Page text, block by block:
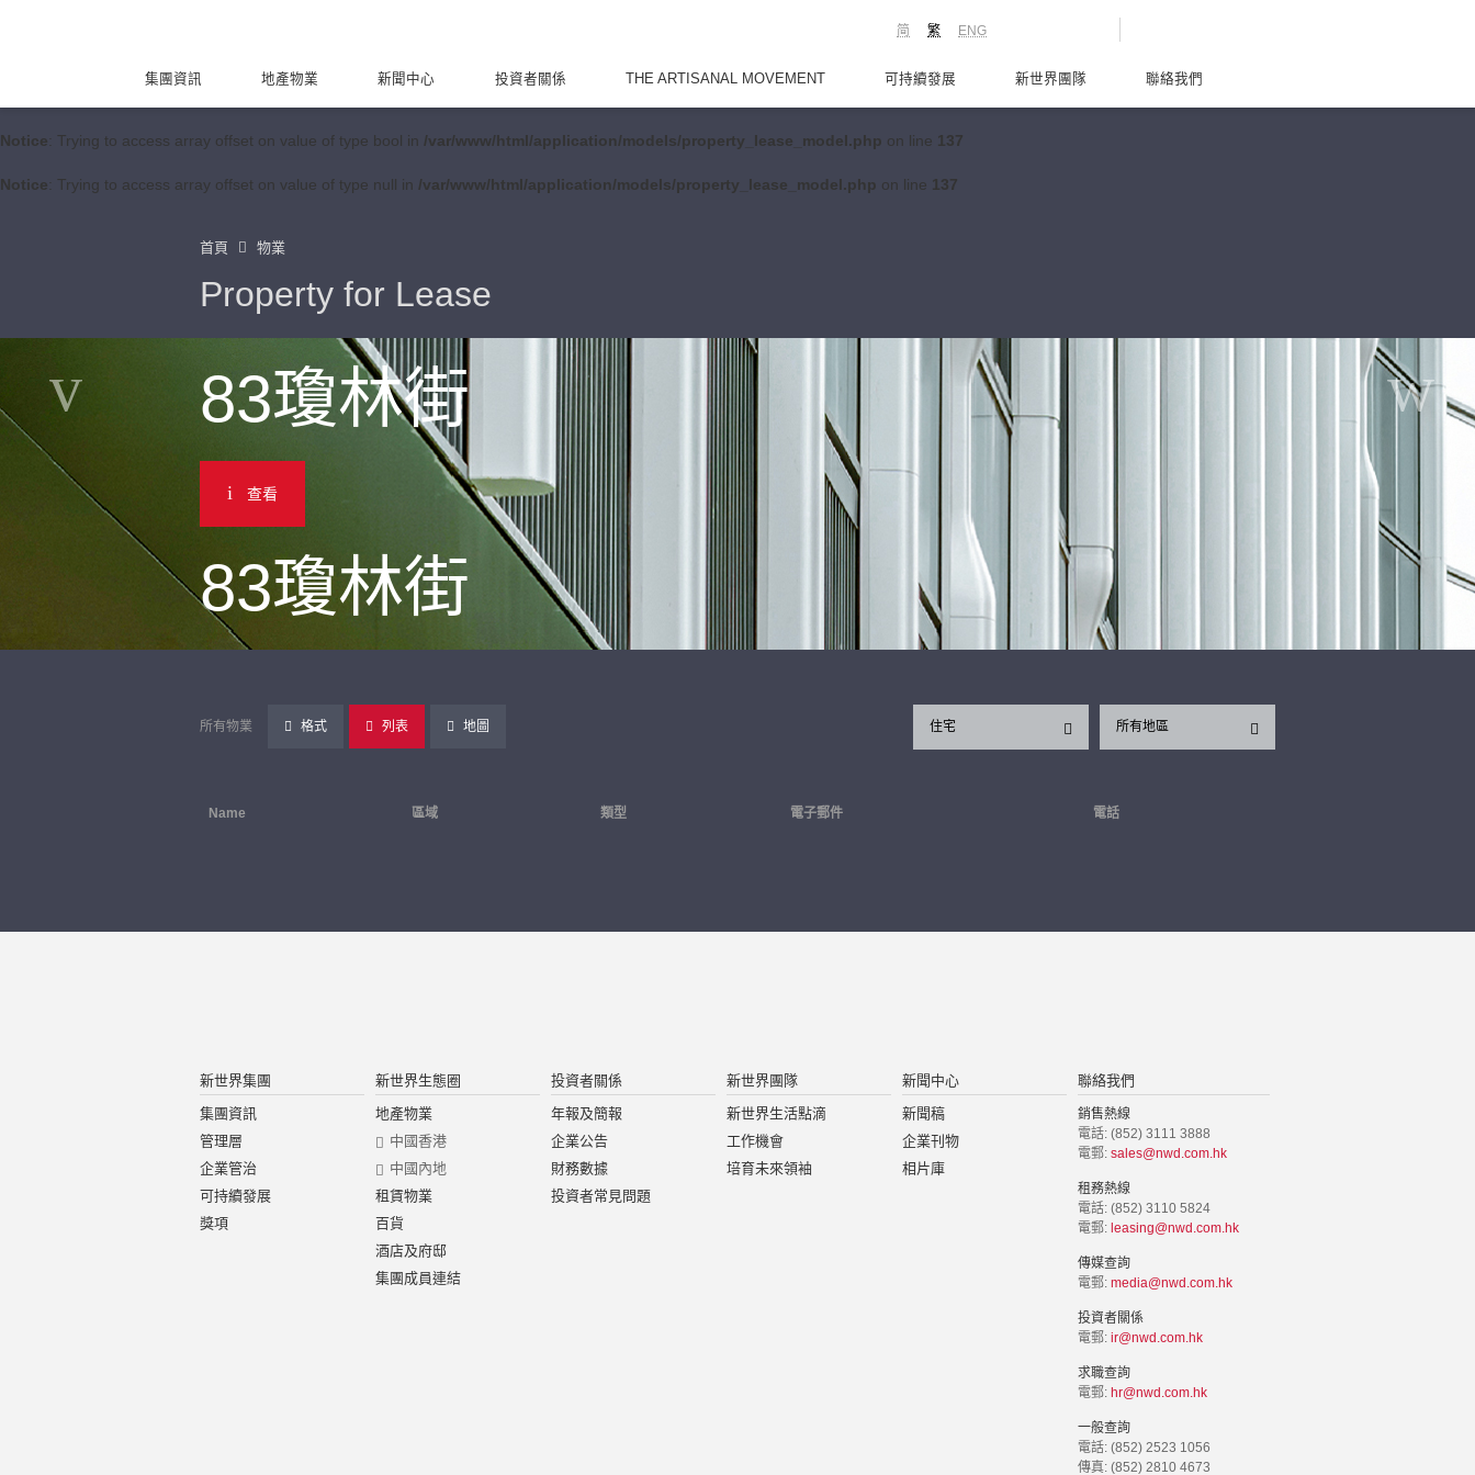
Notice: Trying to access array offset on value of type bool in /var/www/html/application/models/property_lease_model.php on line 137
Notice: Trying to access array offset on value of type null in /var/www/html/application/models/property_lease_model.php on line 137
ENG
繁
简
集團資訊 地產物業 新聞中心 投資者關係 THE ARTISANAL MOVEMENT 可持續發展 新世界團隊 聯絡我們
首頁 物業
Property for Lease
83瓊林街
查看
83瓊林街
所有物業 格式 列表 地圖 所有地區
住宅
Name 區域 類型 電子郵件 電話
新世界集團
集團資訊
管理層
企業管治
可持續發展
獎項
新世界生態圈
地產物業
中國香港
中國內地
租賃物業
百貨
酒店及府邸
集團成員連結
投資者關係
年報及簡報
企業公告
財務數據
投資者常見問題
新世界團隊
新世界生活點滴
工作機會
培育未來領袖
新聞中心
新聞稿
企業刊物
相片庫
聯絡我們
銷售熱線
電話: (852) 3111 3888
電郵: sales@nwd.com.hk
租務熱線
電話: (852) 3110 5824
電郵: leasing@nwd.com.hk
傳媒查詢
電郵: media@nwd.com.hk
投資者關係
電郵: ir@nwd.com.hk
求職查詢
電郵: hr@nwd.com.hk
一般查詢
電話: (852) 2523 1056
傳真: (852) 2810 4673